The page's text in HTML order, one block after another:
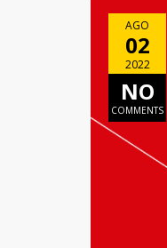
AGO
02
2022
NO
COMMENTS